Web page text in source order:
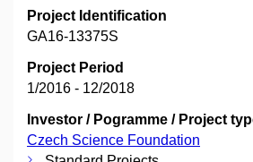
Project Identification
GA16-13375S
Project Period
1/2016 - 12/2018
Investor / Pogramme / Project
Czech Science Foundation